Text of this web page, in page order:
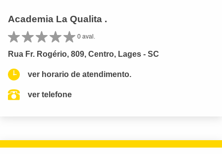
Academia La Qualita .
0 aval.
Rua Fr. Rogério, 809, Centro, Lages - SC
ver horario de atendimento.
ver telefone